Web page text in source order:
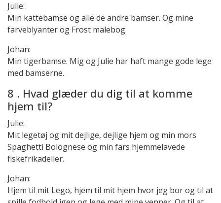
Julie:
Min kattebamse og alle de andre bamser. Og mine
farveblyanter og Frost malebog
Johan:
Min tigerbamse. Mig og Julie har haft mange gode lege
med bamserne.
8 . Hvad glæder du dig til at komme
hjem til?
Julie:
Mit legetøj og mit dejlige, dejlige hjem og min mors
Spaghetti Bolognese og min fars hjemmelavede
fiskefrikadeller.
Johan:
Hjem til mit Lego, hjem til mit hjem hvor jeg bor og til at